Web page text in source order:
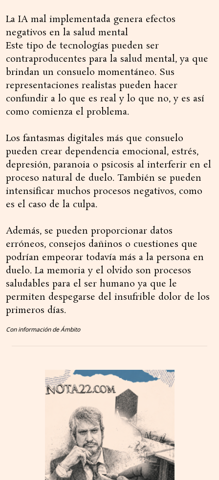
La IA mal implementada genera efectos
negativos en la salud mental
Este tipo de tecnologías pueden ser
contraproducentes para la salud mental, ya que
brindan un consuelo momentáneo. Sus
representaciones realistas pueden hacer
confundir a lo que es real y lo que no, y es así
como comienza el problema.
Los fantasmas digitales más que consuelo
pueden crear dependencia emocional, estrés,
depresión, paranoia o psicosis al interferir en el
proceso natural de duelo. También se pueden
intensificar muchos procesos negativos, como
es el caso de la culpa.
Además, se pueden proporcionar datos
erróneos, consejos dañinos o cuestiones que
podrían empeorar todavía más a la persona en
duelo. La memoria y el olvido son procesos
saludables para el ser humano ya que le
permiten despegarse del insufrible dolor de los
primeros días.
Con información de Ámbito